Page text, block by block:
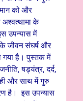
को और
अश्वत्थामा के
उपन्यास में
जीवन संघर्ष और
गया है। पुस्तक में
षड्यंत्र, दर्द,
ही और साथ में गुरु
है। इस उपन्यास